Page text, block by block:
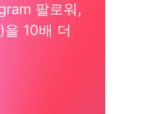
팔로워,
10배 더